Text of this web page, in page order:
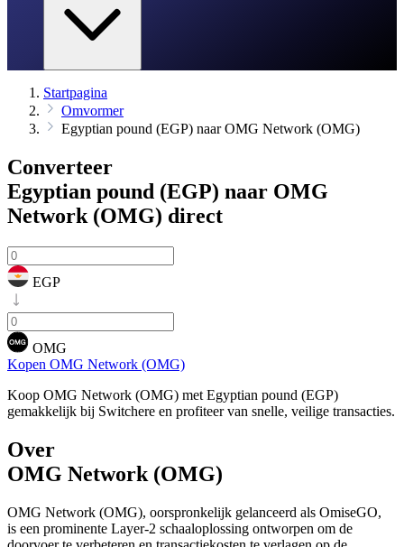
Startpagina
Omvormer
Egyptian pound (EGP) naar OMG Network (OMG)
Converteer
Egyptian pound (EGP) naar OMG
Network (OMG) direct
EGP
OMG
Kopen OMG Network (OMG)
Koop OMG Network (OMG) met Egyptian pound (EGP)
gemakkelijk bij Switchere en profiteer van snelle, veilige transacties.
Over
OMG Network (OMG)
OMG Network (OMG), oorspronkelijk gelanceerd als OmiseGO,
is een prominente Layer-2 schaaloplossing ontworpen om de